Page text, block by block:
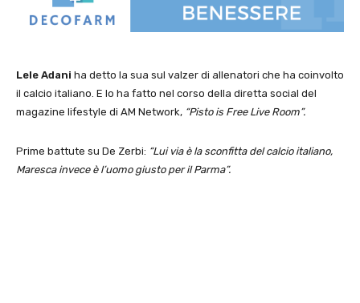
Lele Adani ha detto la sua sul valzer di allenatori che ha coinvolto
il calcio italiano. E lo ha fatto nel corso della diretta social del
magazine lifestyle di AM Network, “Pisto is Free Live Room”.
Prime battute su De Zerbi: “Lui via è la sconfitta del calcio italiano,
Maresca invece è l’uomo giusto per il Parma”.